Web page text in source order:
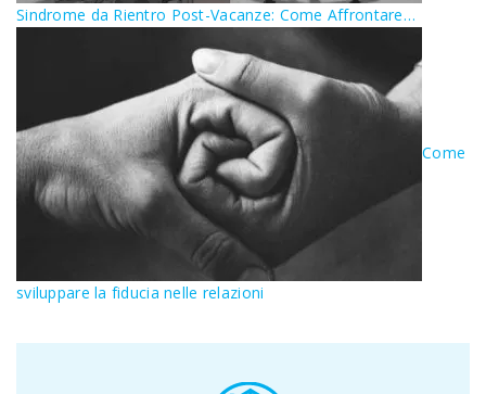
Sindrome da Rientro Post-Vacanze: Come Affrontare…
Come
sviluppare la fiducia nelle relazioni